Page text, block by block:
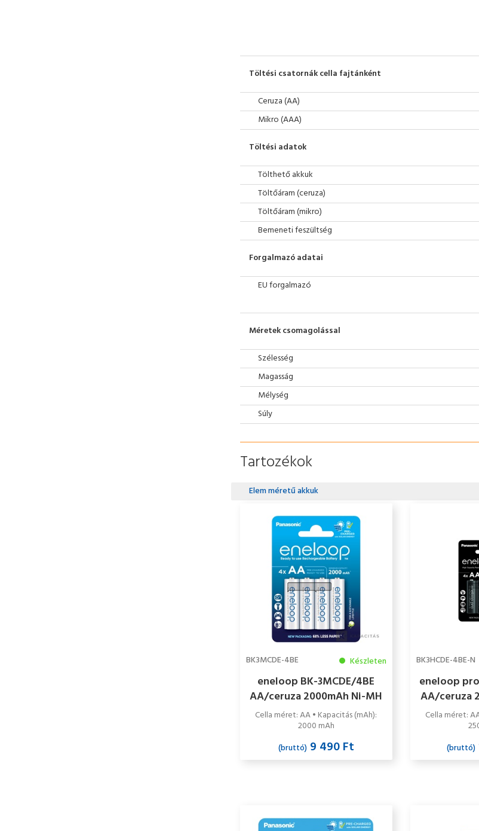
Töltési csatornák cella fajtánként
Ceruza (AA)
Mikro (AAA)
Töltési adatok
Tölthető akkuk
Töltőáram (ceruza)
Töltőáram (mikro)
Bemeneti feszültség
Forgalmazó adatai
EU forgalmazó
Méretek csomagolással
Szélesség
Magasság
Mélység
Súly
Tartozékok
Elem méretű akkuk
BK3MCDE-4BE Készleten
eneloop BK-3MCDE/4BE
AA/ceruza 2000mAh Ni-MH
akkumulátor 4db/csomag
Cella méret: AA • Kapacitás (mAh):
2000 mAh
(bruttó)9 490 Ft
BK3HCDE-4BE-N
eneloop
AA/ceruza
Cella méret:
(bruttó)